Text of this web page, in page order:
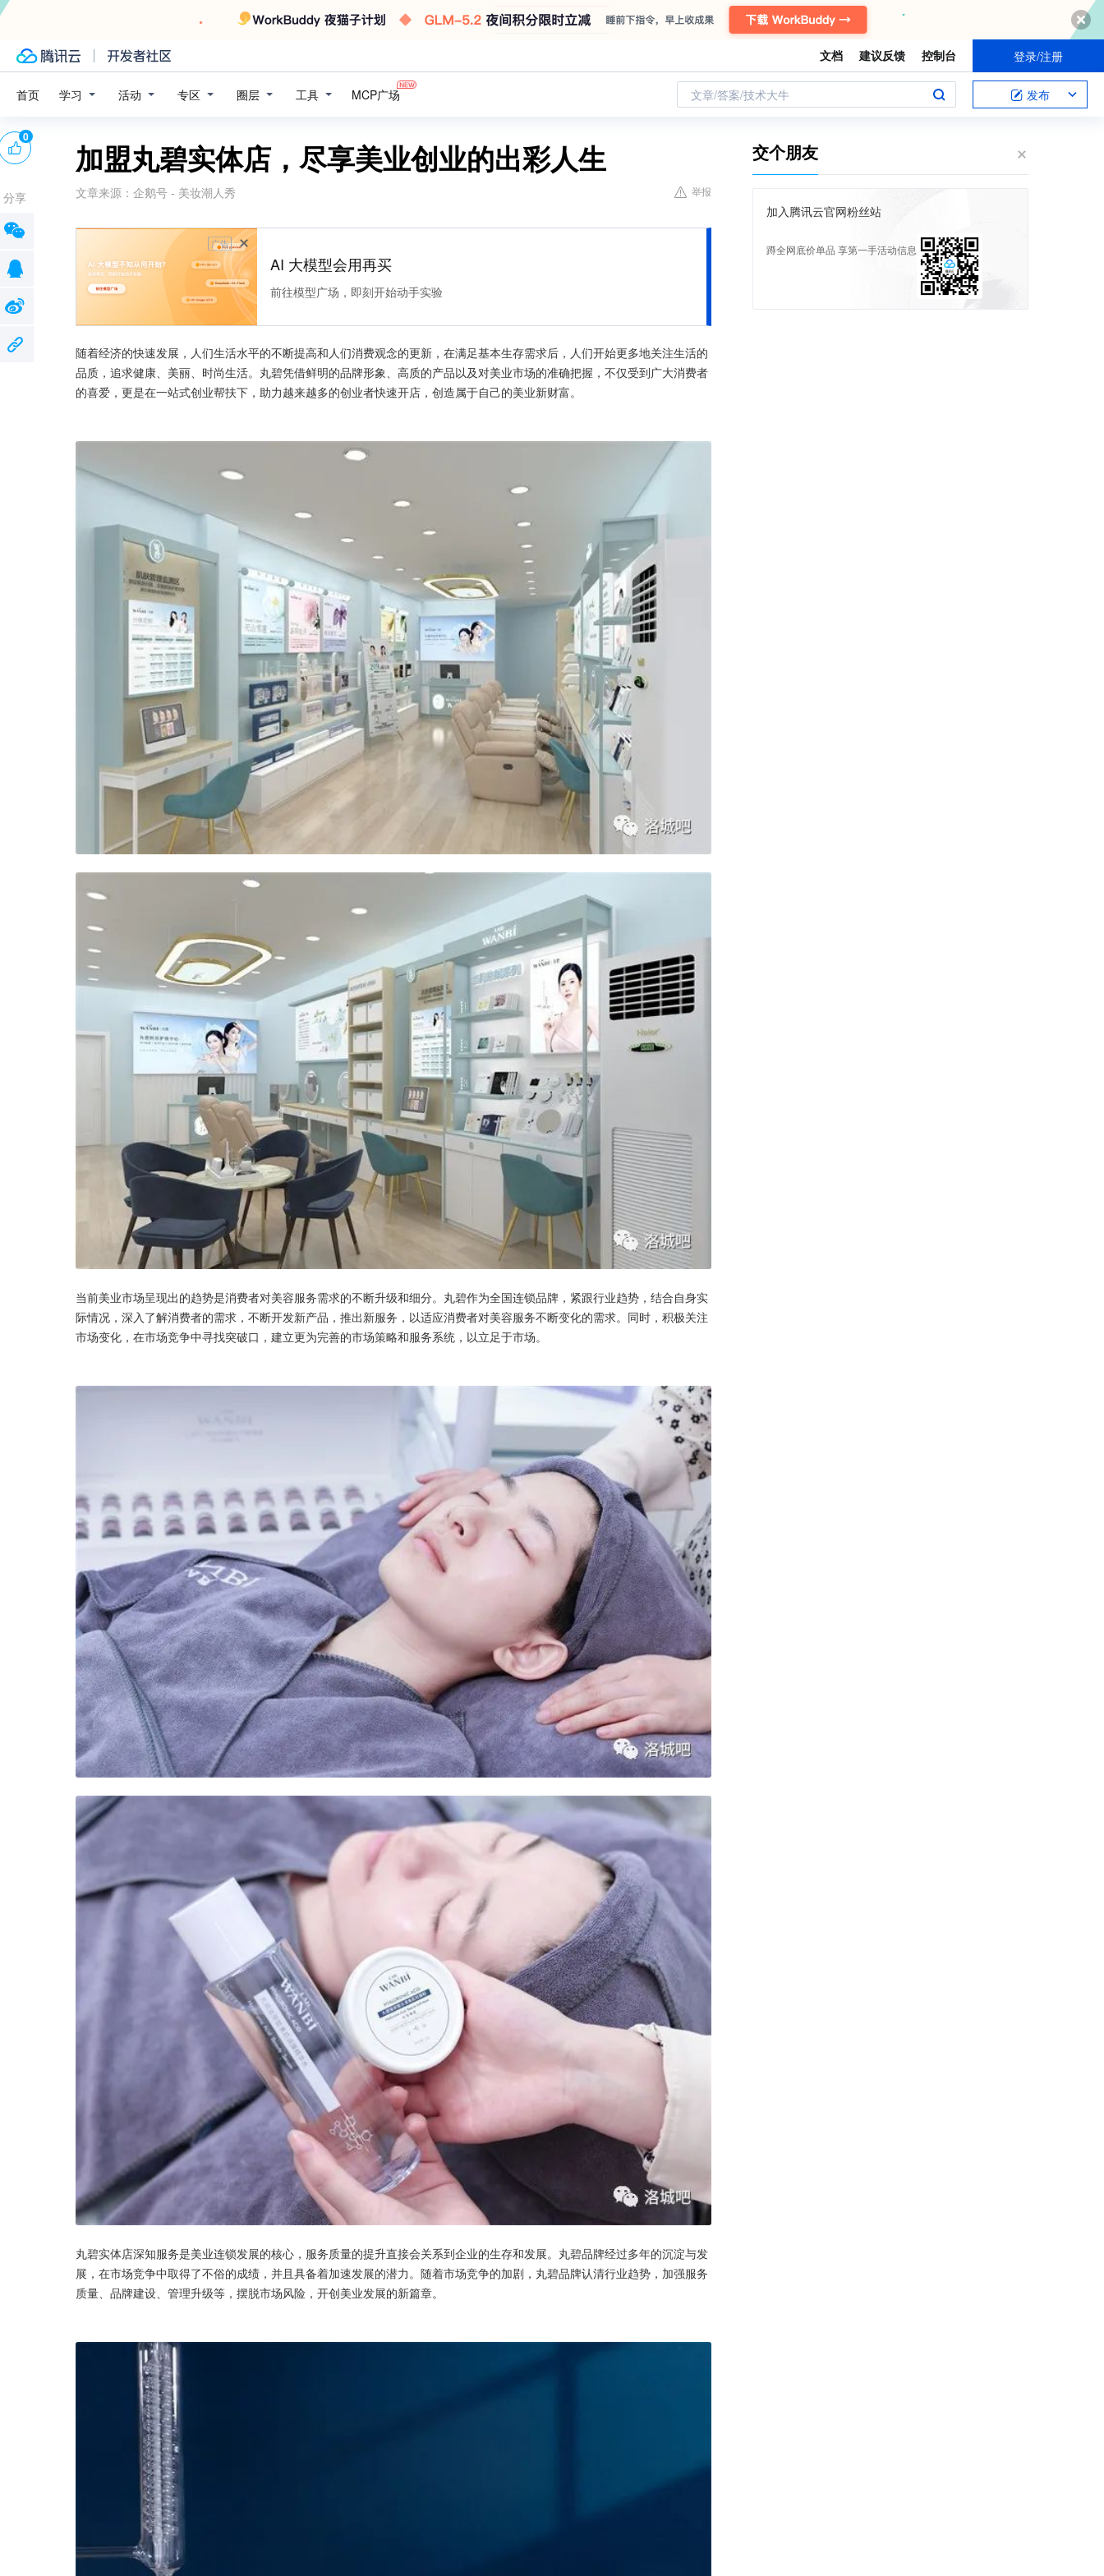
文档 建议反馈 控制台 登录/注册
首页 学习 活动 专区 圈层 工具 MCP广场 文章/答案/技术大牛 发布
加盟丸碧实体店，尽享美业创业的出彩人生
文章来源： 企鹅号 - 美妆潮人秀 举报
广告
AI 大模型会用再买
前往模型广场，即刻开始动手实验
随着经济的快速发展，人们生活水平的不断提高和人们消费观念的更新，在满足基本生存需求后，人们开始更多地关注生活的
品质，追求健康、美丽、时尚生活。丸碧凭借鲜明的品牌形象、高质的产品以及对美业市场的准确把握，不仅受到广大消费者
的喜爱，更是在一站式创业帮扶下，助力越来越多的创业者快速开店，创造属于自己的美业新财富。
当前美业市场呈现出的趋势是消费者对美容服务需求的不断升级和细分。丸碧作为全国连锁品牌，紧跟行业趋势，结合自身实
际情况，深入了解消费者的需求，不断开发新产品，推出新服务，以适应消费者对美容服务不断变化的需求。同时，积极关注
市场变化，在市场竞争中寻找突破口，建立更为完善的市场策略和服务系统，以立足于市场。
丸碧实体店深知服务是美业连锁发展的核心，服务质量的提升直接会关系到企业的生存和发展。丸碧品牌经过多年的沉淀与发
展，在市场竞争中取得了不俗的成绩，并且具备着加速发展的潜力。随着市场竞争的加剧，丸碧品牌认清行业趋势，加强服务
质量、品牌建设、管理升级等，摆脱市场风险，开创美业发展的新篇章。
0
分享
交个朋友
加入腾讯云官网粉丝站
蹲全网底价单品 享第一手活动信息